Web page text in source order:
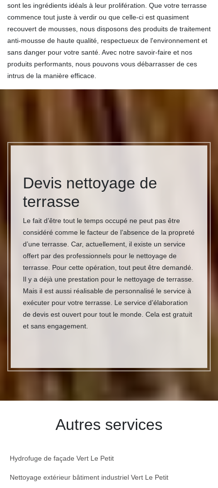
sont les ingrédients idéals à leur prolifération. Que votre terrasse
commence tout juste à verdir ou que celle-ci est quasiment
recouvert de mousses, nous disposons des produits de traitement
anti-mousse de haute qualité, respectueux de l'environnement et
sans danger pour votre santé. Avec notre savoir-faire et nos
produits performants, nous pouvons vous débarrasser de ces
intrus de la manière efficace.
Devis nettoyage de
terrasse
Le fait d’être tout le temps occupé ne peut pas être
considéré comme le facteur de l’absence de la propreté
d’une terrasse. Car, actuellement, il existe un service
offert par des professionnels pour le nettoyage de
terrasse. Pour cette opération, tout peut être demandé.
Il y a déjà une prestation pour le nettoyage de terrasse.
Mais il est aussi réalisable de personnalisé le service à
exécuter pour votre terrasse. Le service d’élaboration
de devis est ouvert pour tout le monde. Cela est gratuit
et sans engagement.
Autres services
Hydrofuge de façade Vert Le Petit
Nettoyage extérieur bâtiment industriel Vert Le Petit